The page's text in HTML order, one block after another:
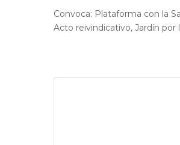
Convoca: Plataforma con la
Acto reivindicativo, Jardín por